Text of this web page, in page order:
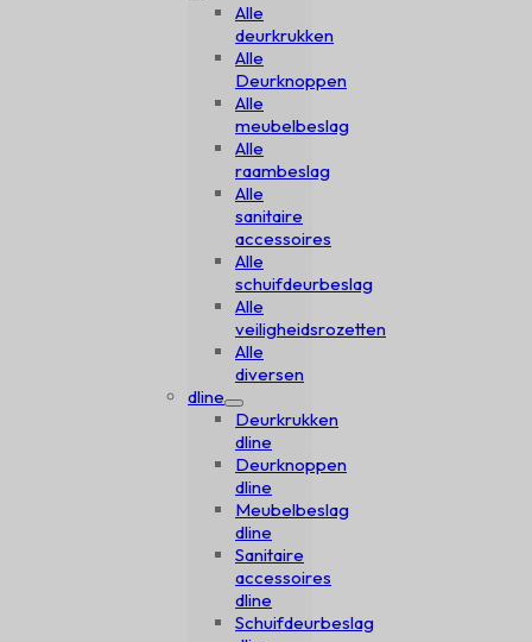
Alle
deurkrukken
Alle
Deurknoppen
Alle
meubelbeslag
Alle
raambeslag
Alle
sanitaire
accessoires
Alle
schuifdeurbeslag
Alle
veiligheidsrozetten
Alle
diversen
dline
Deurkrukken
dline
Deurknoppen
dline
Meubelbeslag
dline
Sanitaire
accessoires
dline
Schuifdeurbeslag